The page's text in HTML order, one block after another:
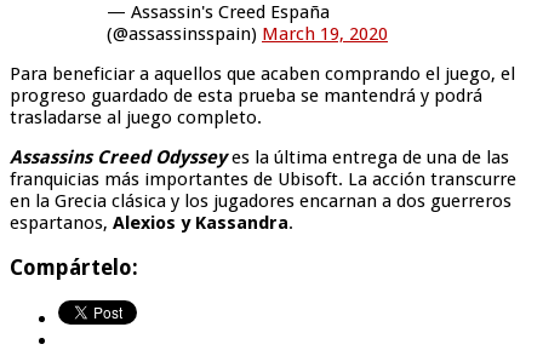
— Assassin's Creed España
(@assassinsspain) March 19, 2020
Para beneficiar a aquellos que acaben comprando el juego, el
progreso guardado de esta prueba se mantendrá y podrá
trasladarse al juego completo.
Assassins Creed Odysseyes la última entrega de una de las
franquicias más importantes de Ubisoft. La acción transcurre
en la Grecia clásica y los jugadores encarnan a dos guerreros
espartanos, Alexios y Kassandra.
Compártelo: